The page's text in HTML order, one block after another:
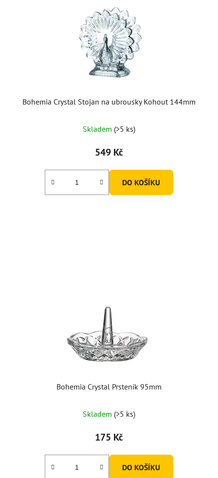
Bohemia Crystal Stojan na ubrousky Kohout 144mm
hodnocení
produktu
5,0
Skladem (>5 ks)
549 Kč
DO KOŠÍKU
Bohemia Crystal Prsteník 95mm
Skladem (>5 ks)
175 Kč
DO KOŠÍKU